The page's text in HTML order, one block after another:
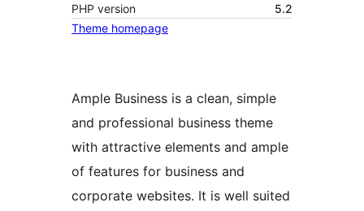
PHP version
5.2
Theme homepage
Ample Business is a clean, simple
and professional business theme
with attractive elements and ample
of features for business and
corporate websites. It is well suited